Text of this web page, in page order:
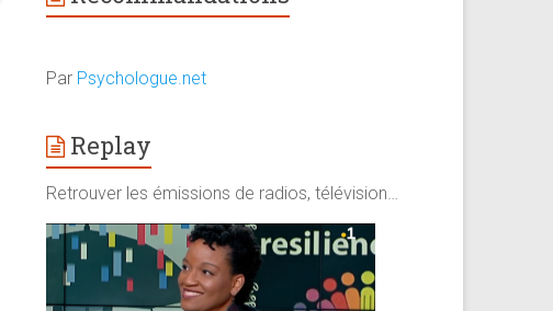
Par Psychologue.net
Replay
Retrouver les émissions de radios, télévision…